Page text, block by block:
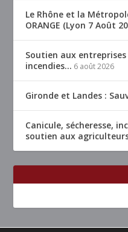
Le Rhône et la
ORANGE (Lyon 7 Août
Soutien aux
incendies… 6 août 2026
Gironde et Landes :
Canicule, sécheresse,
soutien aux